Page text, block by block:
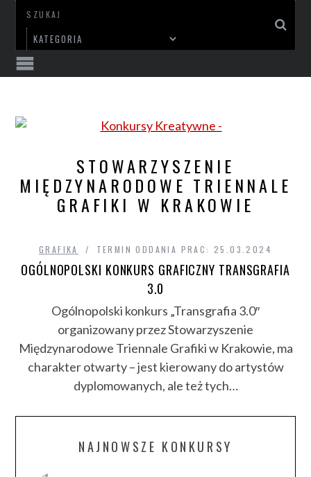
STOWARZYSZENIE
MIĘDZYNARODOWE TRIENNALE
GRAFIKI W KRAKOWIE
GRAFIKA TERMIN ODDANIA PRAC: 25.03.2024
OGÓLNOPOLSKI KONKURS GRAFICZNY TRANSGRAFIA
3.0
Ogólnopolski konkurs „Transgrafia 3.0″
organizowany przez Stowarzyszenie
Międzynarodowe Triennale Grafiki w Krakowie, ma
charakter otwarty – jest kierowany do artystów
dyplomowanych, ale też tych…
NAJNOWSZE KONKURSY